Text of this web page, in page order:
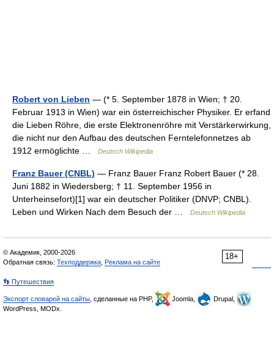
Robert von Lieben — (* 5. September 1878 in Wien; † 20.
Februar 1913 in Wien) war ein österreichischer Physiker. Er erfand
die Lieben Röhre, die erste Elektronenröhre mit Verstärkerwirkung,
die nicht nur den Aufbau des deutschen Ferntelefonnetzes ab
1912 ermöglichte …
Deutsch Wikipedia
Franz Bauer (CNBL) — Franz Bauer Franz Robert Bauer (* 28.
Juni 1882 in Wiedersberg; † 11. September 1956 in
Unterheinsefort)[1] war ein deutscher Politiker (DNVP; CNBL).
Leben und Wirken Nach dem Besuch der …
Deutsch Wikipedia
18+
© Академик, 2000-2026
Обратная связь: Техподдержка Реклама на сайте
👣 Путешествия
Экспорт словарей на сайты , сделанные на PHP, Joomla,
Drupal,
WordPress, MODx.